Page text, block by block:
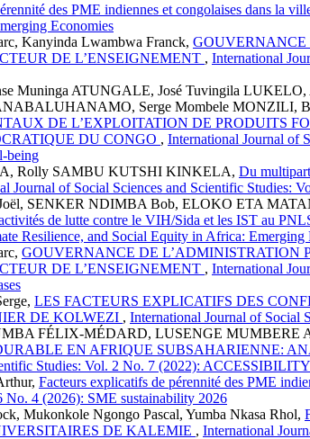
des PME indiennes et congolaises dans la
Economies
Kanyinda Lwambwa Franck, GOUVERNANCE
DE L’ENSEIGNEMENT , International
Muninga ATUNGALE, José Tuvingila
Serge Mombele MONZILI,
DE L’EXPLOITATION DE PRODUITS
DU CONGO , International Journal of
being
Rolly SAMBU KUTSHI KINKELA, Du
Journal of Social Sciences and Scientific Studies:
SENKER NDIMBA Bob, ELOKO ETA
de lutte contre le VIH/Sida et les IST au
Resilience, and Social Equity in Africa: Emerging
GOUVERNANCE DE L’ADMINISTRATION
DE L’ENSEIGNEMENT , International
LES FACTEURS EXPLICATIFS DES
DE KOLWEZI , International Journal of Social
FÉLIX-MÉDARD, LUSENGE MUMBERE
EN AFRIQUE SUBSAHARIENNE:
Studies: Vol. 2 No. 7 (2022):
Facteurs explicatifs de pérennité des PME
No. 4 (2026): SME sustainability 2026
Mukonkole Ngongo Pascal, Yumba Nkasa Rhol,
DE KALEMIE , International